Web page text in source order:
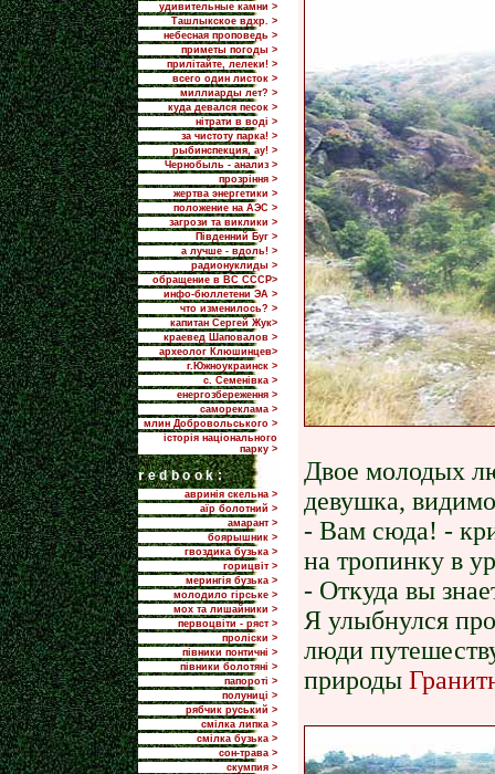
удивительные камни >
Ташлыкское вдхр. >
небесная проповедь >
приметы погоды >
прилiтайте, лелеки! >
всего один листок >
миллиарды лет? >
куда девался песок >
нітрати в воді >
за чистоту парка! >
рыбинспекция, ау! >
Чернобыль - анализ >
прозріння >
жертва энергетики >
положение на АЭС >
загрози та виклики >
Пiвденний Буг >
а лучше - вдоль! >
радионуклиды >
обращение в ВС СССР>
инфо-бюллетени ЭА >
что изменилось? >
капитан Сергей Жук>
краевед Шаповалов >
археолог Клюшинцев>
г.Южноукраинск >
с. Семенівка >
енергозбереження >
самореклама >
млин Добровольського >
історія національного
парку >
redbook:
авринія скельна >
аїр болотний >
амарант >
боярышник >
гвоздика бузька >
горицвіт >
мерингія бузька >
молодило гірське >
мох та лишайники >
первоцвіти - ряст >
проліски >
півники понтичні >
півники болотяні >
папороті >
полуниці >
рябчик руський >
смілка липка >
смілка бузька >
сон-трава >
скумпия >
Двое молодых
девушка,
- Вам сюда! -
на тропинку в
- Откуда вы
Я улыбнулся
люди
природы